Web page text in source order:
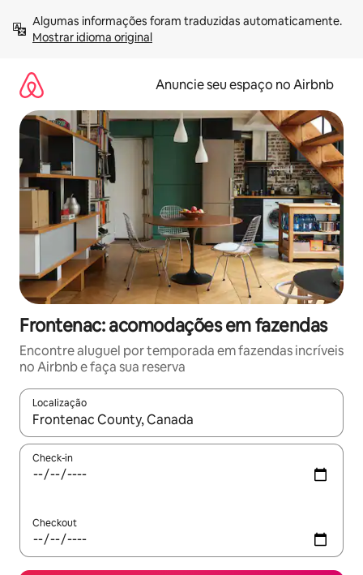
para
Mostrar idioma original
Anuncie seu espaço no Airbnb
Frontenac: acomodações em fazendas
Encontre aluguel por temporada em fazendas incríveis
no Airbnb e faça sua reserva
Localização
Quando os resultados estiverem disponíveis, explore-os
Check-in
Checkout